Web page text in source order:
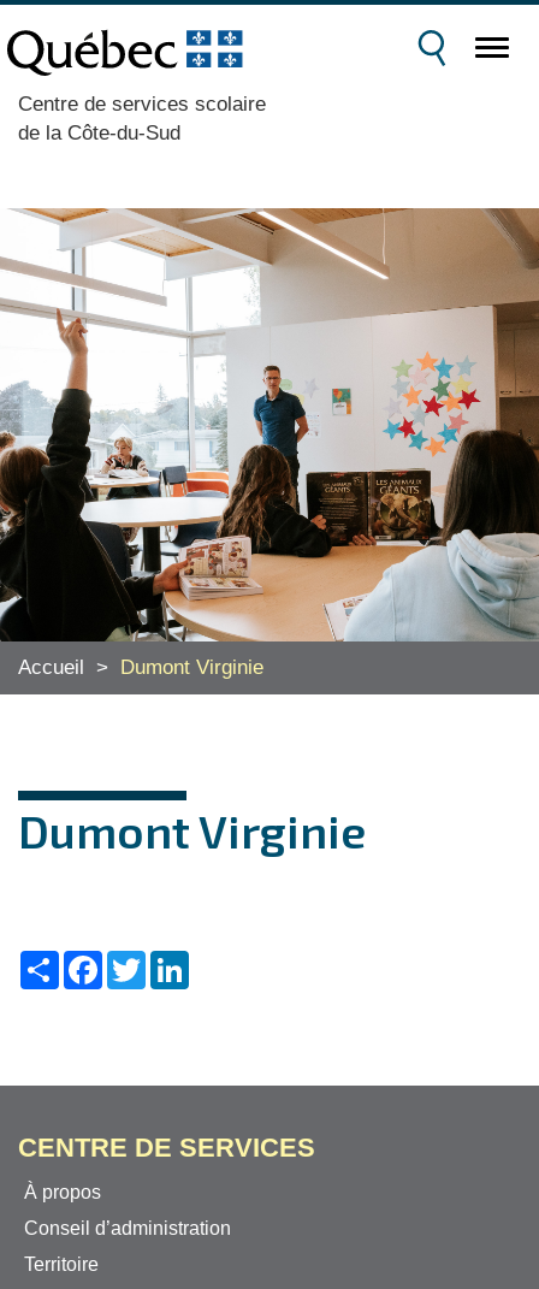
Centre de services scolaire
de la Côte-du-Sud
Accueil > Dumont Virginie
Dumont Virginie
ShareFacebook
Twitter
CENTRE DE SERVICES
À propos
Conseil d’administration
Territoire